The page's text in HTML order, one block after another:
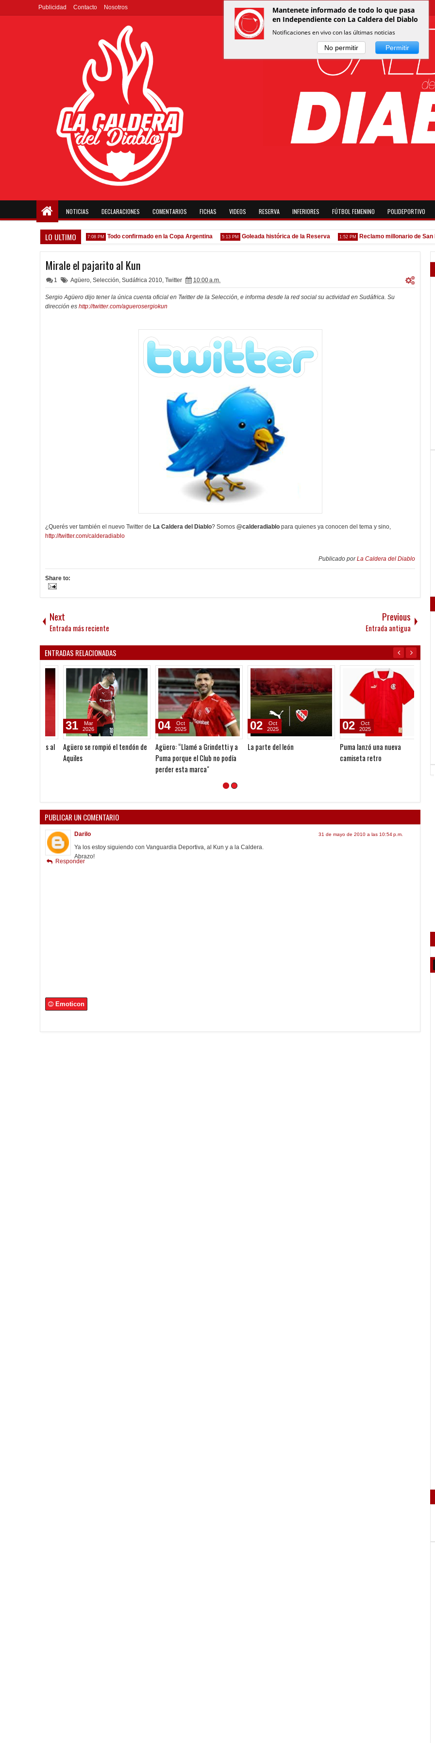
Publicidad Contacto Nosotros
NOTICIAS DECLARACIONES COMENTARIOS FICHAS VIDEOS RESERVA INFERIORES FÚTBOL FEMENINO POLIDEPORTIVO
LO ULTIMO
venga gente nueva" 7:08 PM Todo confirmado en la Copa Argentina 5:13 PM Goleada histórica de la Reserva 1:52 PM Reclamo millonario de San
Mirale el pajarito al Kun
1 Agüero, Selección, Sudáfrica 2010, Twitter 10:00 a.m.
Sergio Agüero dijo tener la única cuenta oficial en Twitter de la Selección, e informa desde la red social su actividad en Sudáfrica. Su
dirección es http://twitter.com/aguerosergiokun
¿Querés ver también el nuevo Twitter de La Caldera del Diablo? Somos @calderadiablo para quienes ya conocen del tema y sino,
http://twitter.com/calderadiablo
Publicado porLa Caldera del Diablo
Share to:
Next
Entrada más reciente
Previous
Entrada antigua
ENTRADAS RELACIONADAS
Puma lanzó una nueva
camiseta retro
Oct
2025
Con Agüero, el Senior empató
en el Clásico de Avellaneda
01
Apr
2025
Fue Devoto
17
Mar
2026
Quinteros: “No estamos
conformes con el resultado,
Mar
2026
PUBLICAR UN COMENTARIO
Ya los estoy siguiendo con Vanguardia Deportiva, al Kun y a la Caldera.
Abrazo!
Emoticon
Mantenete informado de todo lo que pasa
en Independiente con La Caldera del Diablo
Notificaciones en vivo con las últimas noticias
No permitir Permitir